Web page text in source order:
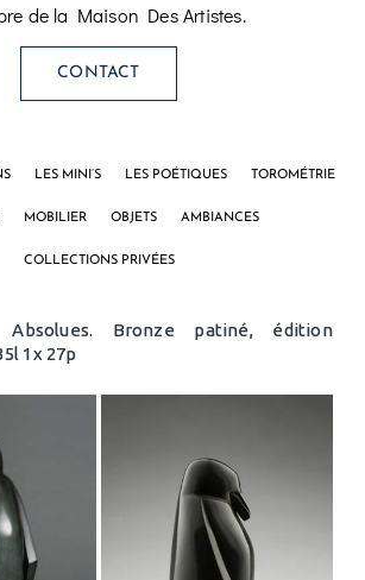
de la Maison Des Artistes.
CONTACT
LES MINI’S LES POÉTIQUES TOROMÉTRIE
MOBILIER OBJETS AMBIANCES
COLLECTIONS PRIVÉES
Absolues. Bronze patiné, édition
1x 27p